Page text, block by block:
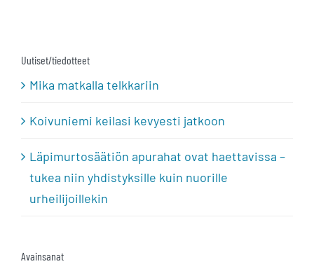
Uutiset/tiedotteet
Mika matkalla telkkariin
Koivuniemi keilasi kevyesti jatkoon
Läpimurtosäätiön apurahat ovat haettavissa –
tukea niin yhdistyksille kuin nuorille
urheilijoillekin
Avainsanat